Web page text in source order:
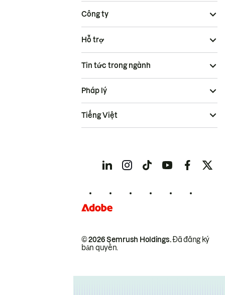
Công ty
Hỗ trợ
Tin tức trong ngành
© 2026 Semrush Holdings.Đã đăng ký
bản quyền.
Pháp lý
Tiếng Việt